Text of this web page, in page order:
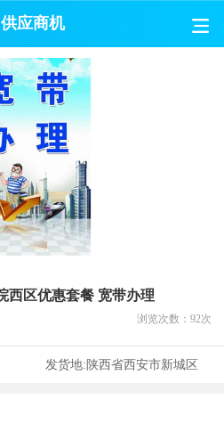
供应商机
西区优惠套餐 宽带办理
浏览次数： 92次
发货地:陕西省西安市新城区